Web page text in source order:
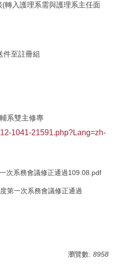
轉入護理系需與護理系主任面
件至註冊組
系雙主修專
1041-21591.php?Lang=zh-
次系務會議修正通過109.08.pdf
第一次系務會議修正通過
瀏覽數: 8958